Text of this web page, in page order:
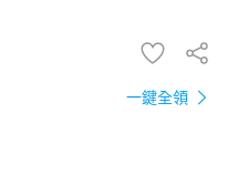
一鍵全領